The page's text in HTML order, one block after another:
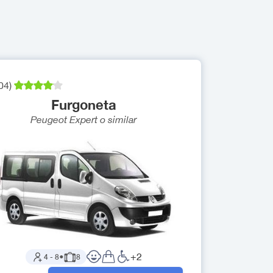
)
Furgoneta
Peugeot Expert o similar
4- 8● 8 +2